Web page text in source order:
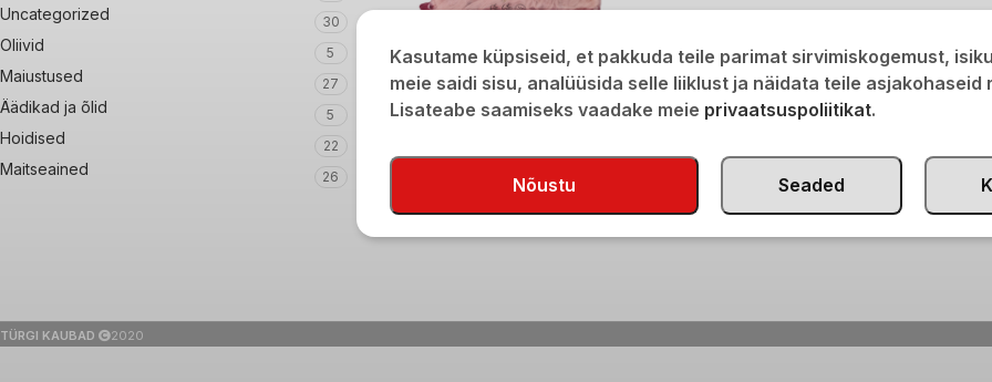
Uncategorized 30
Oliivid 5
Maiustused 27
Äädikad ja õlid 5
Hoidised 22
Maitseained 26
Ugurlu granaatõunamaitseline niithalvaa
220g
€5,40
Ugurlu niithalvaa granaatõunaga
šokolaadiglasuuris 200g
€5,50
TÜRGI KAUBAD 2020
Kasutame küpsiseid, et pakkuda teile parimat sirvimiskogemust,
meie saidi sisu, analüüsida selle liiklust ja näidata teile asjakohaseid
Lisateabe saamiseks vaadake meie privaatsuspoliitikat.
Nõustu Seaded